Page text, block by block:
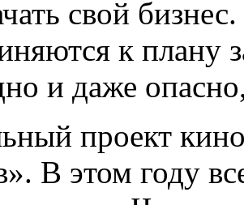
свой
к плану
и даже
проект
В этом году